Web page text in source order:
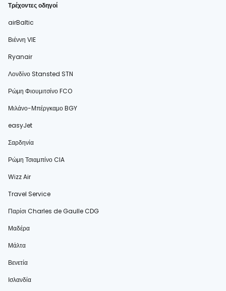
Τρέχοντες οδηγοί
airBaltic
Βιέννη VIE
Ryanair
Λονδίνο Stansted STN
Ρώμη Φιουμιτσίνο FCO
Μιλάνο-Μπέργκαμο BGY
easyJet
Σαρδηνία
Ρώμη Τσιαμπίνο CIA
Wizz Air
Travel Service
Παρίσι Charles de Gaulle CDG
Μαδέρα
Μάλτα
Βενετία
Ισλανδία